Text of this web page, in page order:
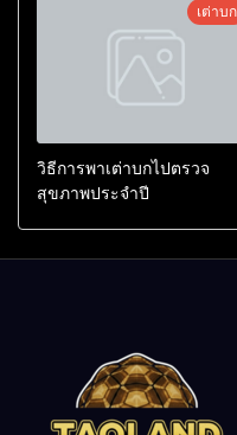
เต่าบก
วิธีการพาเต่าบกไปตรวจ
สุขภาพประจำปี